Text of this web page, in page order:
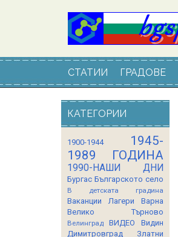
СТАТИИ ГРАДОВЕ
КАТЕГОРИИ
1900-1944
1945-
1989 ГОДИНА
1990-НАШИ ДНИ
Бургас Българското село
В детската градина
Ваканции Лагери
Варна
Велико Търново
Велинград ВИДЕО
Видин
Димитровград
Златни